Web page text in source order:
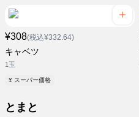
¥308(税込¥332.64)
キャベツ
1玉
¥ スーパー価格
とまと